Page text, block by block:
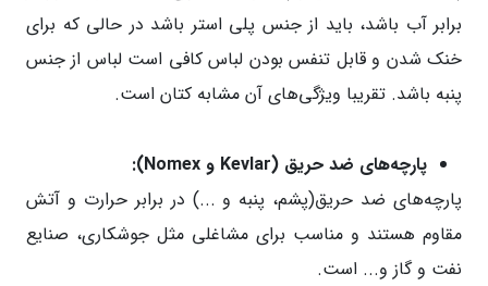
برابر آب باشد، باید از جنس پلی استر باشد در حالی که برای
خنک شدن و قابل تنفس بودن لباس کافی است لباس از جنس
پنبه باشد. تقریبا ویژگی‌های آن مشابه کتان است.
پارچه‌های ضد حریق (Kevlar و Nomex
):
پارچه‌های ضد حریق(پشم، پنبه و ...) در برابر حرارت و آتش
مقاوم هستند و مناسب برای مشاغلی مثل جوشکاری، صنایع
نفت و گاز و... است.